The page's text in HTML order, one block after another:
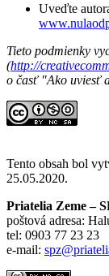
Uveďte
Tieto podmienky
(http://
o časť "Ako uviesť
Tento obsah bol
25.05.2020.
Priatelia Zeme –
poštová adresa:
tel: 0903 77 23 23
e-mail: